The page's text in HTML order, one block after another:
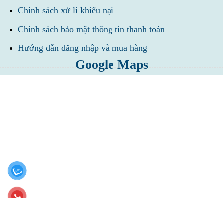
Chính sách xử lí khiếu nại
Chính sách bảo mật thông tin thanh toán
Hướng dẫn đăng nhập và mua hàng
Google Maps